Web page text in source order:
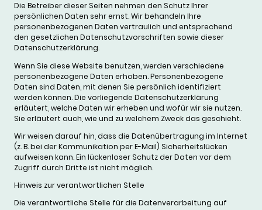
Die Betreiber dieser Seiten nehmen den Schutz Ihrer
persönlichen Daten sehr ernst. Wir behandeln Ihre
personenbezogenen Daten vertraulich und entsprechend
den gesetzlichen Datenschutzvorschriften sowie dieser
Datenschutzerklärung.
Wenn Sie diese Website benutzen, werden verschiedene
personenbezogene Daten erhoben. Personenbezogene
Daten sind Daten, mit denen Sie persönlich identifiziert
werden können. Die vorliegende Datenschutzerklärung
erläutert, welche Daten wir erheben und wofür wir sie nutzen.
Sie erläutert auch, wie und zu welchem Zweck das geschieht.
Wir weisen darauf hin, dass die Datenübertragung im Internet
(z. B. bei der Kommunikation per E-Mail) Sicherheitslücken
aufweisen kann. Ein lückenloser Schutz der Daten vor dem
Zugriff durch Dritte ist nicht möglich.
Hinweis zur verantwortlichen Stelle
Die verantwortliche Stelle für die Datenverarbeitung auf